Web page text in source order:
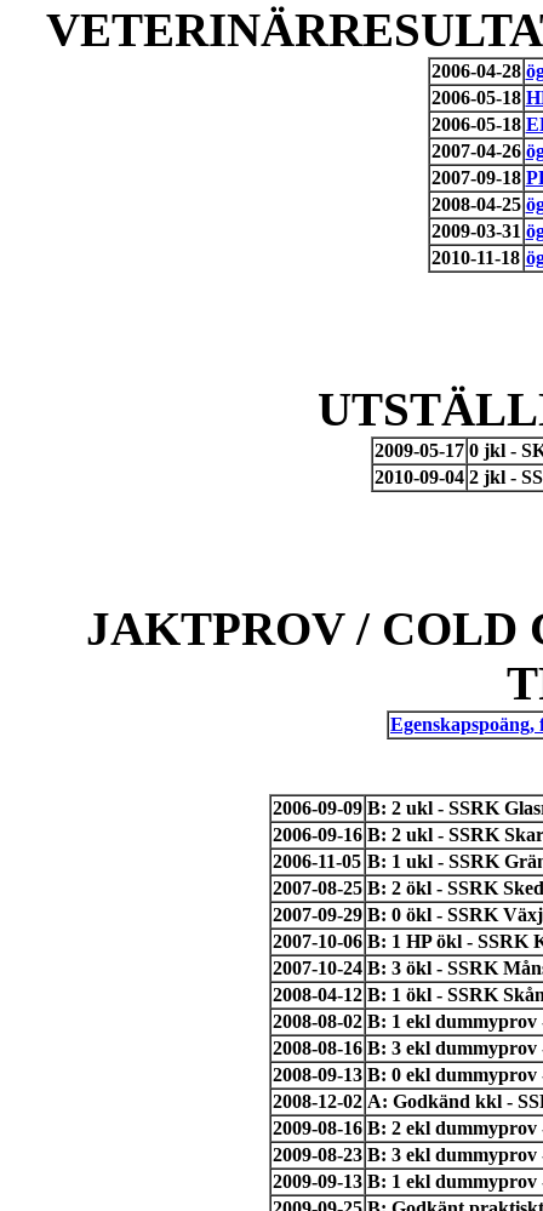
2006-04-28
2006-05-18
2006-05-18
2007-04-26
2007-09-18
2008-04-25
2009-03-31
2010-11-18
2009-05-17 0 jkl -
2010-09-04 2 jkl -
JAKTPROV / COLD
2006-09-09 B: 2 ukl - SSRK
2006-09-16 B: 2 ukl - SSRK
2006-11-05 B: 1 ukl - SSRK
2007-08-25 B: 2 ökl - SSRK
2007-09-29 B: 0 ökl - SSRK
2007-10-06 B: 1 HP ökl - SSRK
2007-10-24 B: 3 ökl - SSRK
2008-04-12 B: 1 ökl - SSRK
2008-08-02 B: 1 ekl
2008-08-16 B: 3 ekl dummyprov
2008-09-13 B: 0 ekl dummyprov
2008-12-02 A: Godkänd kkl -
2009-08-16 B: 2 ekl dummyprov
2009-08-23 B: 3 ekl dummyprov
2009-09-13 B: 1 ekl dummyprov